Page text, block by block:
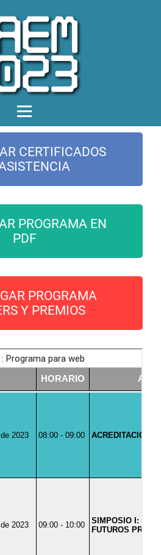
CERTIFICADOS
PROGRAMA EN
PDF
PROGRAMA
Y PREMIOS